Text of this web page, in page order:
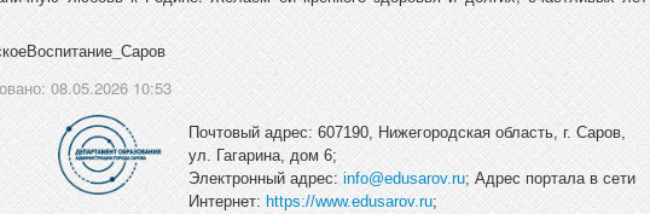
08.05.2026 10:53
Почтовый адрес: 607190, Нижегородская область, г. Саров,
ул. Гагарина, дом 6;
Электронный адрес:info@edusarov.ru; Адрес портала в сети
Интернет:https://www.edusarov.ru;